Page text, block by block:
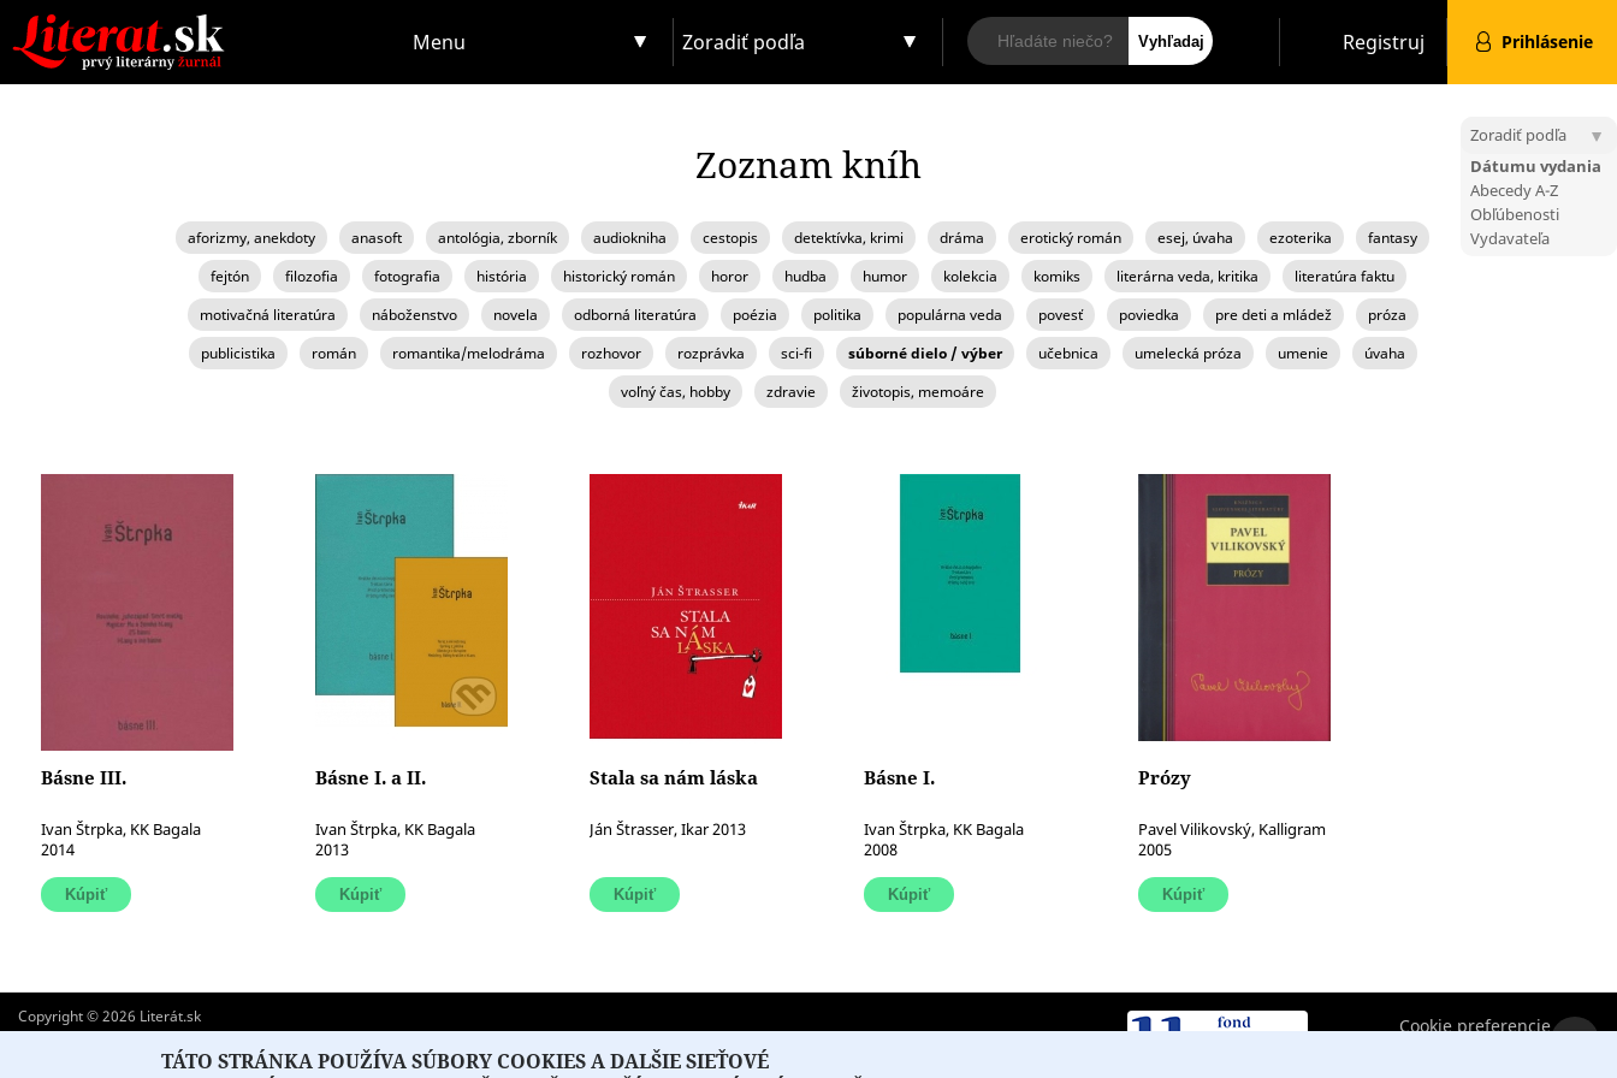
Menu Zoradiť podľa Hľadať Registruj Prihlásenie
Zoznam kníh
aforizmy, anekdoty anasoft antológia, zborník audiokniha cestopis detektívka, krimi dráma erotický román esej, úvaha ezoterika
fantasy
fejtón
filozofia fotografia história historický román horor hudba humor kolekcia komiks literárna veda, kritika
literatúra faktu
motivačná literatúra
náboženstvo novela odborná literatúra poézia politika populárna veda povesť poviedka pre deti a mládež
próza
publicistika
román romantika/melodráma rozhovor rozprávka sci-fi súborné dielo / výber učebnica umelecká próza umenie
úvaha
voľný čas, hobby
zdravie životopis, memoáre
Zoradiť podľa
Dátumu vydania
Abecedy A-Z
Obľúbenosti
Vydavateľa
Básne III.
Ivan Štrpka, KK Bagala
2014
Básne I. a II.
Ivan Štrpka, KK Bagala
2013
Stala sa nám láska
Ján Štrasser, Ikar 2013
Básne I.
Ivan Štrpka, KK Bagala
2008
Prózy
Pavel Vilikovský, Kalligram
2005
Copyright © 2026 Literát.sk
Projekt z verejných fondov podporil
Cookie preferencie
TÁTO STRÁNKA POUŽÍVA SÚBORY COOKIES A DALŠIE SIEŤOVÉ